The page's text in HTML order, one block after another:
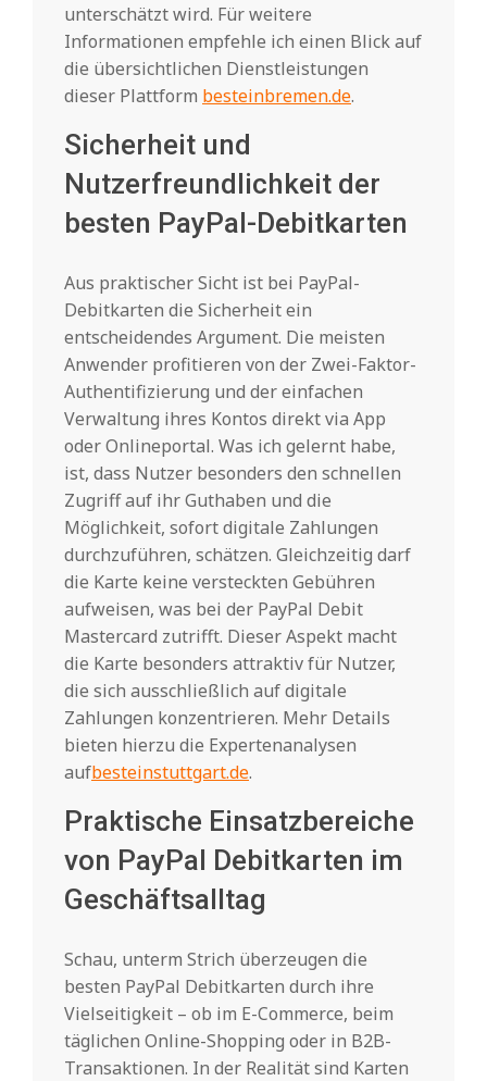
unterschätzt wird. Für weitere
Informationen empfehle ich einen Blick auf
die übersichtlichen Dienstleistungen
dieser Plattform besteinbremen.de.
Sicherheit und
Nutzerfreundlichkeit der
besten PayPal-Debitkarten
Aus praktischer Sicht ist bei PayPal-
Debitkarten die Sicherheit ein
entscheidendes Argument. Die meisten
Anwender profitieren von der Zwei-Faktor-
Authentifizierung und der einfachen
Verwaltung ihres Kontos direkt via App
oder Onlineportal. Was ich gelernt habe,
ist, dass Nutzer besonders den schnellen
Zugriff auf ihr Guthaben und die
Möglichkeit, sofort digitale Zahlungen
durchzuführen, schätzen. Gleichzeitig darf
die Karte keine versteckten Gebühren
aufweisen, was bei der PayPal Debit
Mastercard zutrifft. Dieser Aspekt macht
die Karte besonders attraktiv für Nutzer,
die sich ausschließlich auf digitale
Zahlungen konzentrieren. Mehr Details
bieten hierzu die Expertenanalysen
aufbesteinstuttgart.de.
Praktische Einsatzbereiche
von PayPal Debitkarten im
Geschäftsalltag
Schau, unterm Strich überzeugen die
besten PayPal Debitkarten durch ihre
Vielseitigkeit – ob im E-Commerce, beim
täglichen Online-Shopping oder in B2B-
Transaktionen. In der Realität sind Karten